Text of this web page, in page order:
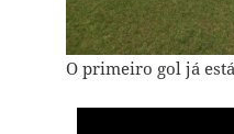
O primeiro gol já